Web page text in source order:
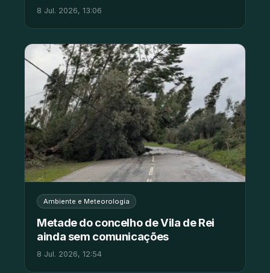
8 Jul. 2026, 13:06
Ambiente e Meteorologia
Metade do concelho de Vila de Rei
ainda sem comunicações
8 Jul. 2026, 12:54